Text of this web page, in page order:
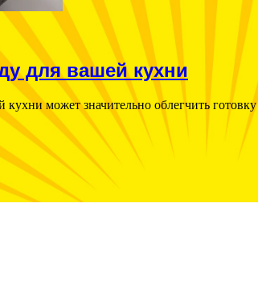
для вашей кухни
может значительно облегчить